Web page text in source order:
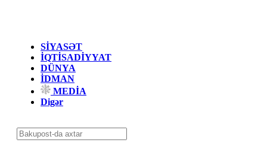
SİYASƏT
İQTİSADİYYAT
DÜNYA
İDMAN
MEDİA
Digər